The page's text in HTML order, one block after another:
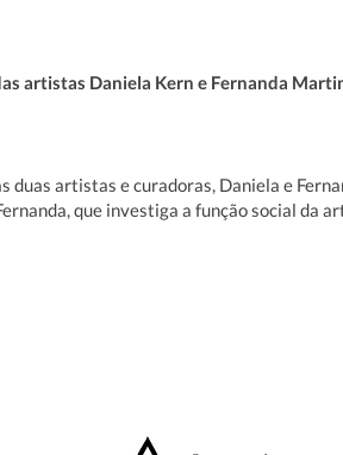
artistas Daniela Kern e Fernanda
duas artistas e curadoras, Daniela e
que investiga a função social da